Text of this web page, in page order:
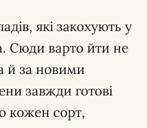
які закохують у
Сюди варто йти не
й за новими
завжди готові
кожен сорт,